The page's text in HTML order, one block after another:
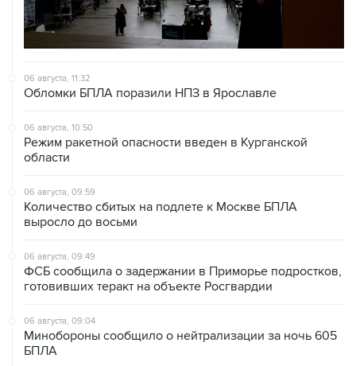
06 августа, 10:50
области
06 августа, 09:59
выросло до восьми
06 августа, 09:49
готовивших теракт на объекте Росгвардии
06 августа, 09:04
БПЛА
06 августа, 08:59